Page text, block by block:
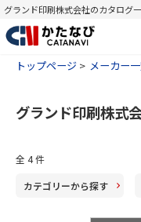
グランド印刷株式会社のカタログ
トップページ メーカー
グランド印刷株式
全 4件
カテゴリーから探す